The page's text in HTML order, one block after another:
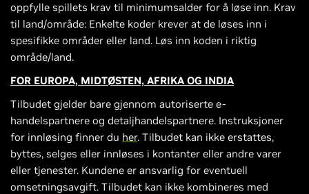
oppfylle spillets krav til minimumsalder for å løse inn. Krav
til land/område: Enkelte koder krever at de løses inn i
spesifikke områder eller land. Løs inn koden i riktig
område/land.
FOR EUROPA, MIDTØSTEN, AFRIKA OG INDIA
Tilbudet gjelder bare gjennom autoriserte e-
handelspartnere og detaljhandelspartnere. Instruksjoner
for innløsing finner du her. Tilbudet kan ikke erstattes,
byttes, selges eller innløses i kontanter eller andre varer
eller tjenester. Kundene er ansvarlig for eventuell
omsetningsavgift. Tilbudet kan ikke kombineres med